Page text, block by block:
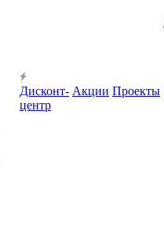
Дисконт-
центр
Акции Проекты